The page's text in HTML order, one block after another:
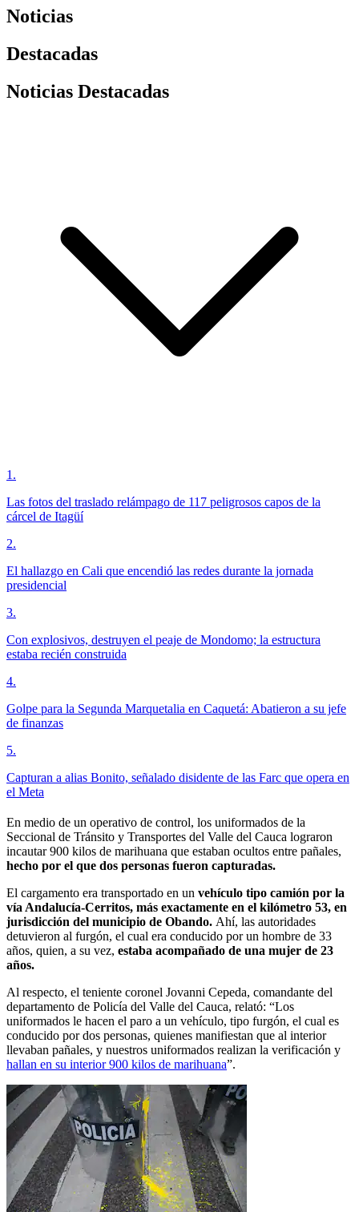
Noticias
Destacadas
Noticias Destacadas
1 .
Las fotos del traslado relámpago de 117 peligrosos capos de la
cárcel de Itagüí
2.
El hallazgo en Cali que encendió las redes durante la jornada
presidencial
3.
Con explosivos, destruyen el peaje de Mondomo; la estructura
estaba recién construida
4.
Golpe para la Segunda Marquetalia en Caquetá: Abatieron a su jefe
de finanzas
5.
Capturan a alias Bonito, señalado disidente de las Farc que opera en
el Meta
En medio de un operativo de control, los uniformados de la
Seccional de Tránsito y Transportes del Valle del Cauca lograron
incautar 900 kilos de marihuana que estaban ocultos entre pañales,
hecho por el que dos personas fueron capturadas.
El cargamento era transportado en un vehículo tipo camión por la
vía Andalucía-Cerritos, más exactamente en el kilómetro 53, en
jurisdicción del municipio de Obando. Ahí, las autoridades
detuvieron al furgón, el cual era conducido por un hombre de 33
años, quien, a su vez, estaba acompañado de una mujer de 23
años.
Al respecto, el teniente coronel Jovanni Cepeda, comandante del
departamento de Policía del Valle del Cauca, relató: “Los
uniformados le hacen el paro a un vehículo, tipo furgón, el cual es
conducido por dos personas, quienes manifiestan que al interior
llevaban pañales, y nuestros uniformados realizan la verificación y
hallan en su interior 900 kilos de marihuana”.